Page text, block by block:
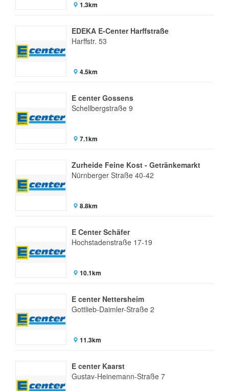
1.3km
EDEKA E-Center Harffstraße
Harffstr. 53
4.5km
E center Gossens
Schellbergstraße 9
7.1km
Zurheide Feine Kost - Getränkemarkt
Nürnberger Straße 40-42
8.8km
E Center Schäfer
Hochstadenstraße 17-19
10.1km
E center Nettersheim
Gottlieb-Daimler-Straße 2
11.3km
E center Kaarst
Gustav-Heinemann-Straße 7